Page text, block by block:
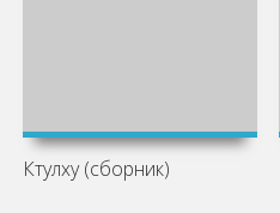
Ктулху (сборник)